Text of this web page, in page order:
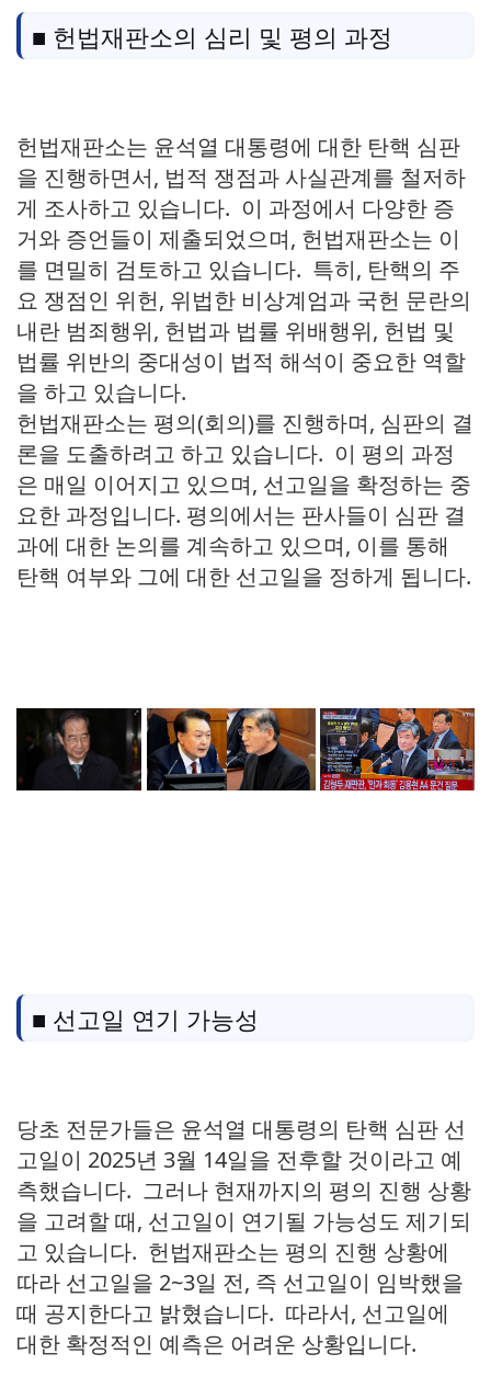
■ 헌법재판소의 심리 및 평의 과정
헌법재판소는 윤석열 대통령에 대한 탄핵 심판
을 진행하면서, 법적 쟁점과 사실관계를 철저하
게 조사하고 있습니다. 이 과정에서 다양한 증
거와 증언들이 제출되었으며, 헌법재판소는 이
를 면밀히 검토하고 있습니다. 특히, 탄핵의 주
요 쟁점인 위헌, 위법한 비상계엄과 국헌 문란의
내란 범죄행위, 헌법과 법률 위배행위, 헌법 및
법률 위반의 중대성이 법적 해석이 중요한 역할
을 하고 있습니다.
헌법재판소는 평의(회의)를 진행하며, 심판의 결
론을 도출하려고 하고 있습니다. 이 평의 과정
은 매일 이어지고 있으며, 선고일을 확정하는 중
요한 과정입니다. 평의에서는 판사들이 심판 결
과에 대한 논의를 계속하고 있으며, 이를 통해
탄핵 여부와 그에 대한 선고일을 정하게 됩니다.
■ 선고일 연기 가능성
당초 전문가들은 윤석열 대통령의 탄핵 심판 선
고일이 2025년 3월 14일을 전후할 것이라고 예
측했습니다. 그러나 현재까지의 평의 진행 상황
을 고려할 때, 선고일이 연기될 가능성도 제기되
고 있습니다. 헌법재판소는 평의 진행 상황에
따라 선고일을 2~3일 전, 즉 선고일이 임박했을
때 공지한다고 밝혔습니다. 따라서, 선고일에
대한 확정적인 예측은 어려운 상황입니다.